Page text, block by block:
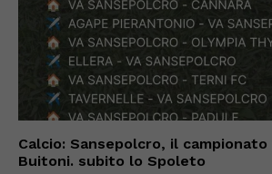
Calcio: Sansepolcro, il
Buitoni. subito lo Spoleto